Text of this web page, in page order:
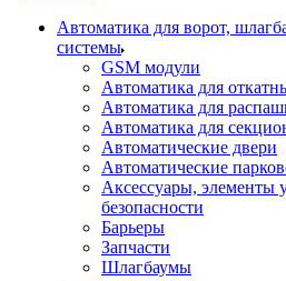
Автоматика для ворот,
системы
GSM модули
Автоматика для
Автоматика для
Автоматика для
Автоматические двери
Автоматические
Аксессуары, элементы
безопасности
Барьеры
Запчасти
Шлагбаумы